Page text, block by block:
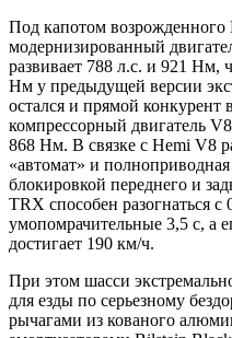
Под капотом возрожденного
модернизированный
развивает 788 л.с. и 921 Нм,
Нм у предыдущей версии
остался и прямой конкурент
компрессорный двигатель
868 Нм. В связке с Hemi V8
«автомат» и
блокировкой переднего и
TRX способен разогнаться
умопомрачительные 3,5 с, а
достигает 190 км/ч.
При этом шасси
для езды по серьезному
рычагами из кованого